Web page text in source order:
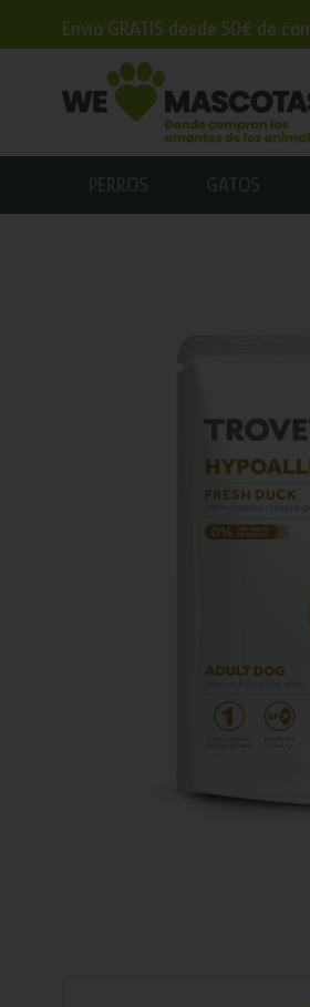
Envío GRATIS desde 50€ de
PERROS GATOS